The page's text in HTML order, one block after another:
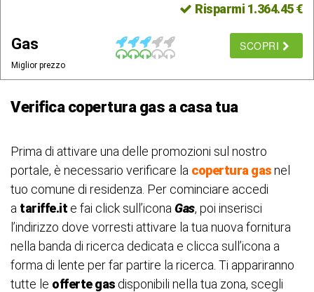
Risparmi 1.364.45 €
Gas
Miglior prezzo
SCOPRI
Verifica copertura gas a casa tua
Prima di attivare una delle promozioni sul nostro
portale, è necessario verificare la copertura gasnel
tuo comune di residenza. Per cominciare accedi
a tariffe.it e fai click sull’icona Gas, poi inserisci
l’indirizzo dove vorresti attivare la tua nuova fornitura
nella banda di ricerca dedicata e clicca sull’icona a
forma di lente per far partire la ricerca. Ti appariranno
tutte le offerte gas disponibili nella tua zona, scegli